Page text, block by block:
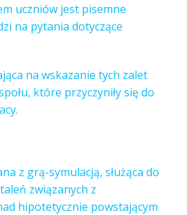
uczniów jest pisemne
na pytania dotyczące
na wskazanie tych zalet
które przyczyniły się do
z grą-symulacją, służąca do
związanych z
hipotetycznie powstającym